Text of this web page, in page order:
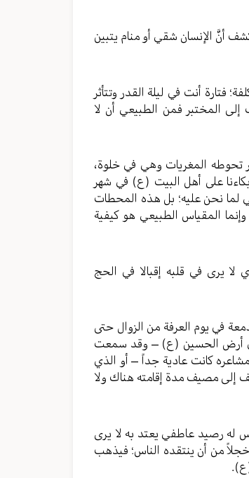
أنَّ الإنسان شقي أو منام يتبين
فتارة أنت في ليلة القدر وتتأثر
المختبر فمن الطبيعي أن لا
تحوطه المغريات وهي في خلوة،
على أهل البيت (ع) في شهر
لما نحن عليه؛ بل هذه المحطات
المقياس الطبيعي هو كيفية
لا يرى في قلبه إقبالا في الحج
في يوم العرفة من الزوال حتى
في أرض الحسين (ع) – وقد سمعت
كانت عادية جداً – أو الذي
إلى مصيف مدة إقامته هناك ولا
له رصيد عاطفي يعتد به لا يرى
من أن ينتقده الناس؛ فيذهب